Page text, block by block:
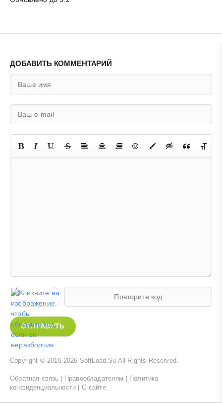
ДОБАВИТЬ КОММЕНТАРИЙ
ОТПРАВИТЬ
Copyright © 2016-2026 SoftLoad.Su All Rights Reserved.
Обратная связь Правообладателям
Политика
конфиденциальности
О сайте